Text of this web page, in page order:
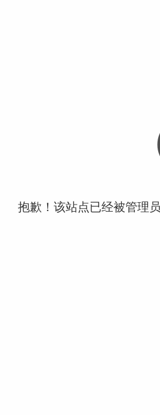
抱歉！该站点已经被管理